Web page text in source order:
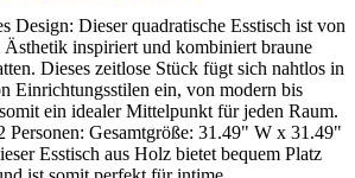
Design: Dieser quadratische Esstisch ist von
Ästhetik inspiriert und kombiniert braune
Dieses zeitlose Stück fügt sich nahtlos in
Einrichtungsstilen ein, von modern bis
ein idealer Mittelpunkt für jeden Raum.
Personen: Gesamtgröße: 31.49" W x 31.49"
Esstisch aus Holz bietet bequem Platz